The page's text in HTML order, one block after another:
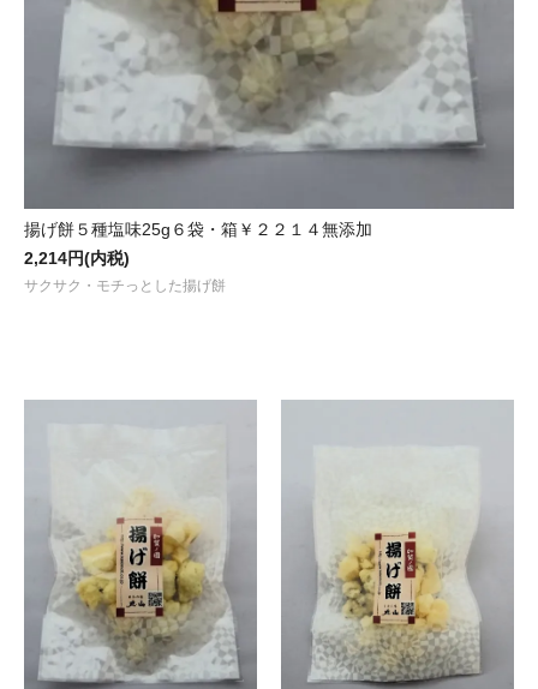
揚げ餅５種塩味25g６袋・箱￥２２１４無添加
2,214円(内税)
サクサク・モチっとした揚げ餅